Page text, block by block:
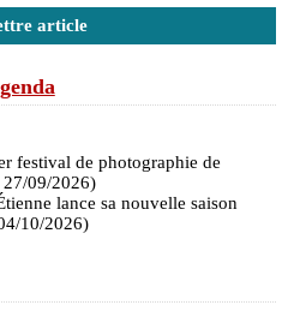
article
festival de photographie de
27/09/2026)
lance sa nouvelle saison
10/2026)